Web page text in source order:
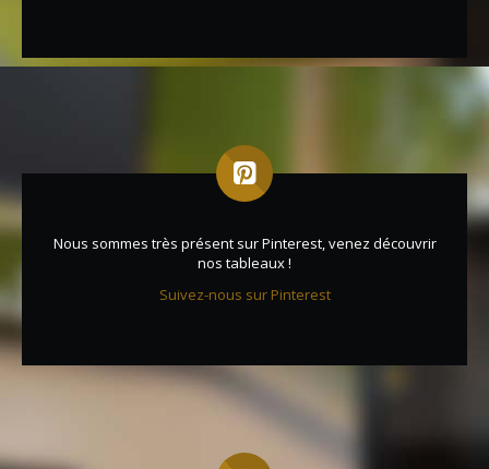
Nous sommes très présent sur Pinterest, venez découvrir
nos tableaux !
Suivez-nous sur Pinterest